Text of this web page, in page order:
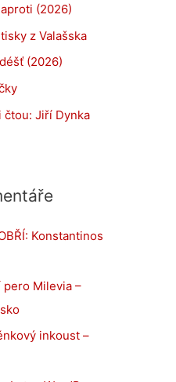
(2026)
z Valašska
(2026)
čtou: Jiří Dynka
Konstantinos
pero Milevia –
inkoust –